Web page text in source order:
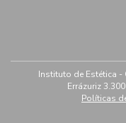
Instituto de Estética -
Errázuriz
Políticas